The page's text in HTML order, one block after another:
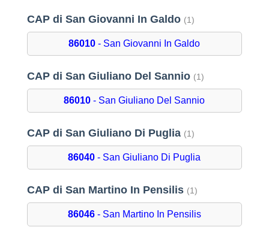
CAP di San Giovanni In Galdo (1)
86010 - San Giovanni In Galdo
CAP di San Giuliano Del Sannio (1)
86010 - San Giuliano Del Sannio
CAP di San Giuliano Di Puglia (1)
86040 - San Giuliano Di Puglia
CAP di San Martino In Pensilis (1)
86046- San Martino In Pensilis